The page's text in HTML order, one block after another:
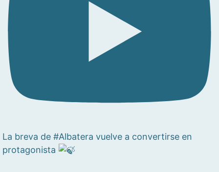
La breva de #Albatera vuelve a convertirse en
protagonista